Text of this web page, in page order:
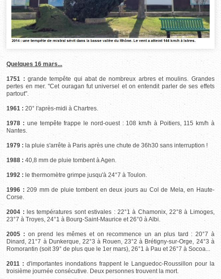
Quelques 16 mars...
1751 : grande tempête qui abat de nombreux arbres et moulins. Grandes
pertes en mer. "Cet ouragan fut universel et on entendit parler de ses effets
partout".
1961 : 20° l'après-midi à Chartres.
1978 : une tempête frappe le nord-ouest : 108 km/h à Poitiers, 115 km/h à
Nantes.
1979 : la pluie s'arrête à Paris après une chute de 36h30 sans interruption !
1988 : 40,8 mm de pluie tombent à Agen.
1992 : le thermomètre grimpe jusqu'à 24°7 à Toulon.
1996 : 209 mm de pluie tombent en deux jours au Col de Mela, en Haute-
Corse.
2004 : les températures sont estivales : 22°1 à Chamonix, 22°8 à Limoges,
23°7 à Troyes, 24°1 à Bourg-Saint-Maurice et 26°0 à Albi.
2005 : on prend les mêmes et on recommence un an plus tard : 20°7 à
Dinard, 21°7 à Dunkerque, 22°3 à Rouen, 23°2 à Brétigny-sur-Orge, 24°3 à
Romorantin (soit 39° de plus que le 1er mars), 26°1 à Pau et 26°7 à Socoa...
2011 : d'importantes inondations frappent le Languedoc-Roussillon pour la
troisième journée consécutive. Deux personnes trouvent la mort.